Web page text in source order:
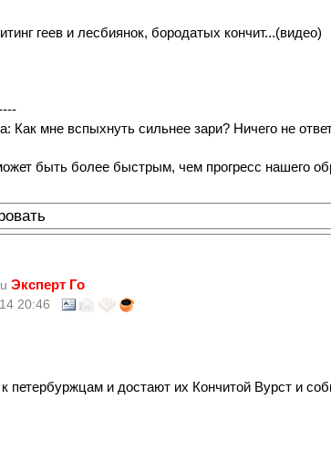
геев и лесбиянок, бородатых кончит...(видео)
Как мне вспыхнуть сильнее зари? Ничего не
быть более быстрым, чем прогресс нашего
Эксперт Го
20:46
петербуржцам и достают их Кончитой Вурст и